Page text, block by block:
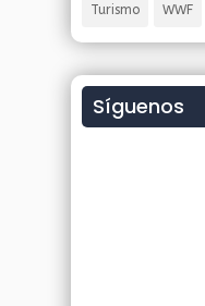
Turismo WWF
Síguenos